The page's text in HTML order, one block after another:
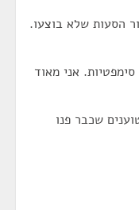
הסעות שלא בוצעו.
אני מאוד
שכבר פנו